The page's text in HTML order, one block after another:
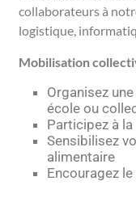
collaborateurs à
logistique,
Mobilisation
Organisez
école ou
Participez à
Sensibilisez
alimentaire
Encouragez